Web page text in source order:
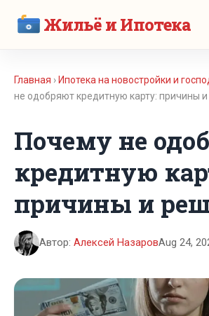
Жильё и Ипотека
Главная › Ипотека на новостройки и
не одобряют кредитную карту: причины и
Почему не
кредитную
причины и
Автор: Алексей НазаровAug 24,